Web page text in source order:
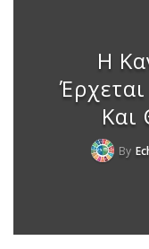
Η
Και
By